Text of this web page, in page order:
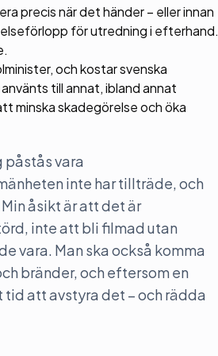
precis när det händer – eller innan
för utredning i efterhand.
och kostar svenska
till annat, ibland annat
minska skadegörelse och öka
vara
inte har tillträde, och
åsikt är att det är
inte att bli filmad utan
vara. Man ska också komma
bränder, och eftersom en
att avstyra det – och rädda